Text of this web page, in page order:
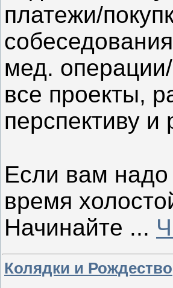
платежи/
мед.
все проекты,
перспективу и
Если вам надо
время
Начинайте ...
Колядки и Рождество